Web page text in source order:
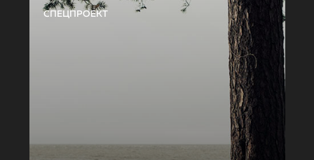
СПЕЦПРОЕКТ